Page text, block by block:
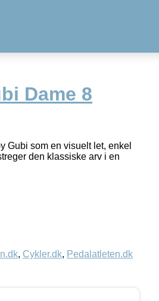
Dame 8
Gubi som en visuelt let, enkel
den klassiske arv i en
, Cykler.dk, Pedalatleten.dk